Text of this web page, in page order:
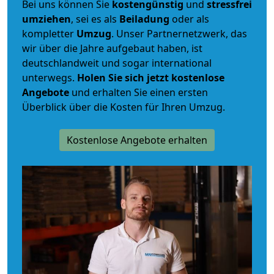
Bei uns können Sie kostengünstig und stressfrei
umziehen, sei es als Beiladung oder als
kompletter Umzug. Unser Partnernetzwerk, das
wir über die Jahre aufgebaut haben, ist
deutschlandweit und sogar international
unterwegs. Holen Sie sich jetzt kostenlose
Angebote und erhalten Sie einen ersten
Überblick über die Kosten für Ihren Umzug.
Kostenlose Angebote erhalten